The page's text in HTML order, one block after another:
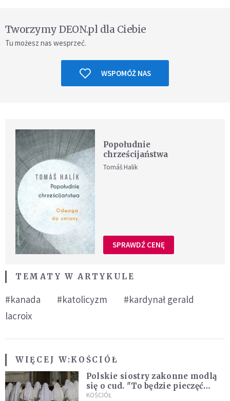
Tworzymy DEON.pl dla Ciebie
Tu możesz nas wesprzeć.
WSPOMÓŻ NAS
Popołudnie
chrześcijaństwa
Tomáš Halik
SPRAWDŹ CENĘ
TEMATY W ARTYKULE
#kanada #katolicyzm
#kardynał gerald
lacroix
WIĘCEJ W:KOŚCIÓŁ
Polskie siostry zakonne modlą
się o cud. "To będzie pieczęć
Pana Boga dla naszej wiary"
KOŚCIÓŁ